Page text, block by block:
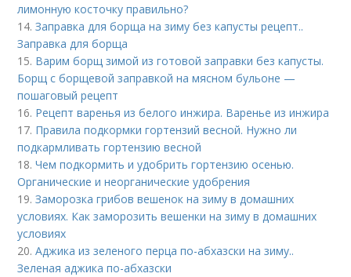
лимонную косточку правильно?
14.Заправка для борща на зиму без капусты рецепт..
Заправка для борща
15. Варим борщ зимой из готовой заправки без капусты.
Борщ с борщевой заправкой на мясном бульоне —
пошаговый рецепт
16. Рецепт варенья из белого инжира. Варенье из инжира
17. Правила подкормки гортензий весной. Нужно ли
подкармливать гортензию весной
18.Чем подкормить и удобрить гортензию осенью.
Органические и неорганические удобрения
19.Заморозка грибов вешенок на зиму в домашних
условиях. Как заморозить вешенки на зиму в домашних
условиях
20.Аджика из зеленого перца по-абхазски на зиму..
Зеленая аджика по-абхазски